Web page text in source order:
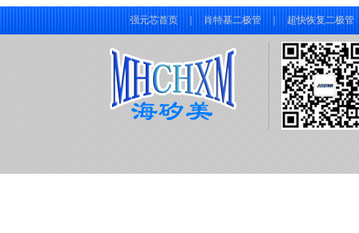
强元芯首页 肖特基二极管 超快恢复二极管